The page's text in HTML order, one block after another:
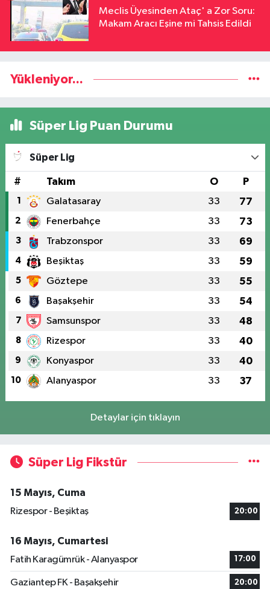
Meclis Üyesinden Ataç' a Zor Soru:
Makam Aracı Eşine mi Tahsis Edildi
Yükleniyor...
Süper Lig Puan Durumu
Süper Lig
# Takım O P
1 Galatasaray 33 77
2 Fenerbahçe 33 73
3 Trabzonspor 33 69
4 Beşiktaş 33 59
5 Göztepe 33 55
6 Başakşehir 33 54
7 Samsunspor 33 48
8 Rizespor 33 40
9 Konyaspor 33 40
10 Alanyaspor 33 37
Detaylar için tıklayın
Süper Lig Fikstür
15 Mayıs, Cuma
Rizespor - Beşiktaş
20:00
16 Mayıs, Cumartesi
Fatih Karagümrük - Alanyaspor
17:00
Gaziantep FK - Başakşehir 20:00